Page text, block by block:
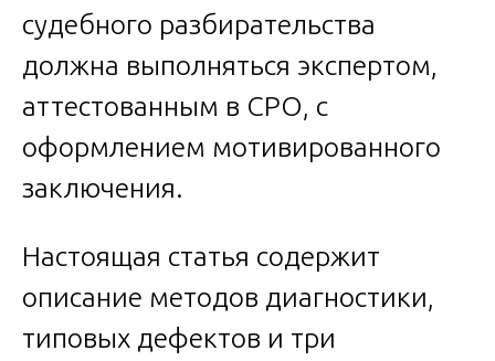
судебного разбирательства
должна выполняться экспертом,
аттестованным в СРО, с
оформлением мотивированного
заключения.
Настоящая статья содержит
описание методов диагностики,
типовых дефектов и три